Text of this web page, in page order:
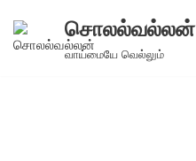
Skip
சொலல்வல்லன்
வாய்மையே வெல்லும்